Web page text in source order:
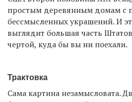
простым деревянным домам с
бессмысленных украшений. И
выглядит большая часть
чертой, куда бы вы ни поехали.
Трактовка
Сама картина незамысловата.